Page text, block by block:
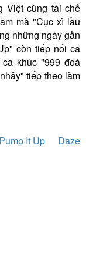
Việt cùng tài chế
mà "Cục xì lầu
những ngày gần
còn tiếp nối ca
khúc "999 đoá
tiếp theo làm
Pump It Up Daze